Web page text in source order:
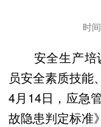
时
安全生产培
员安全素质技能
4月14日，应急
故隐患判定标准